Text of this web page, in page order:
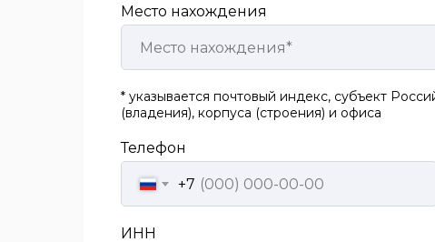
Место нахождения
* указывается почтовый индекс, субъект
(владения), корпуса (строения) и офиса
Телефон
+7
ИНН